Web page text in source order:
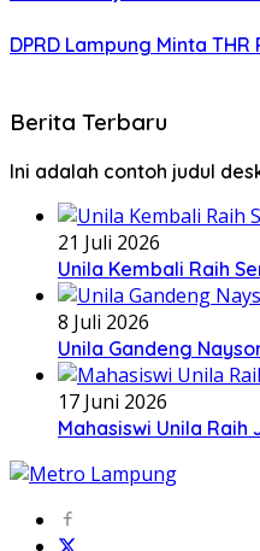
DPRD Lampung Minta THR
Berita Terbaru
Ini adalah contoh judul
21 Juli 2026
Unila Kembali Raih
8 Juli 2026
Unila Gandeng
17 Juni 2026
Mahasiswi Unila